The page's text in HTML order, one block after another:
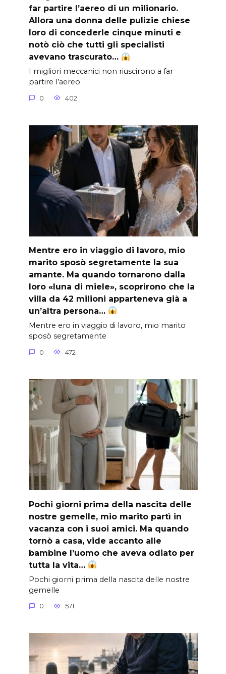
far partire l’aereo di un milionario.
Allora una donna delle pulizie chiese
loro di concederle cinque minuti e
notò ciò che tutti gli specialisti
avevano trascurato…
I migliori meccanici non riuscirono a far
partire l’aereo
0 402
Mentre ero in viaggio di lavoro, mio
marito sposò segretamente la sua
amante. Ma quando tornarono dalla
loro «luna di miele», scoprirono che la
villa da 42 milioni apparteneva già a
un’altra persona…
Mentre ero in viaggio di lavoro, mio marito
sposò segretamente
0 472
Pochi giorni prima della nascita delle
nostre gemelle, mio marito partì in
vacanza con i suoi amici. Ma quando
tornò a casa, vide accanto alle
bambine l’uomo che aveva odiato per
tutta la vita…
Pochi giorni prima della nascita delle nostre
gemelle
0 571